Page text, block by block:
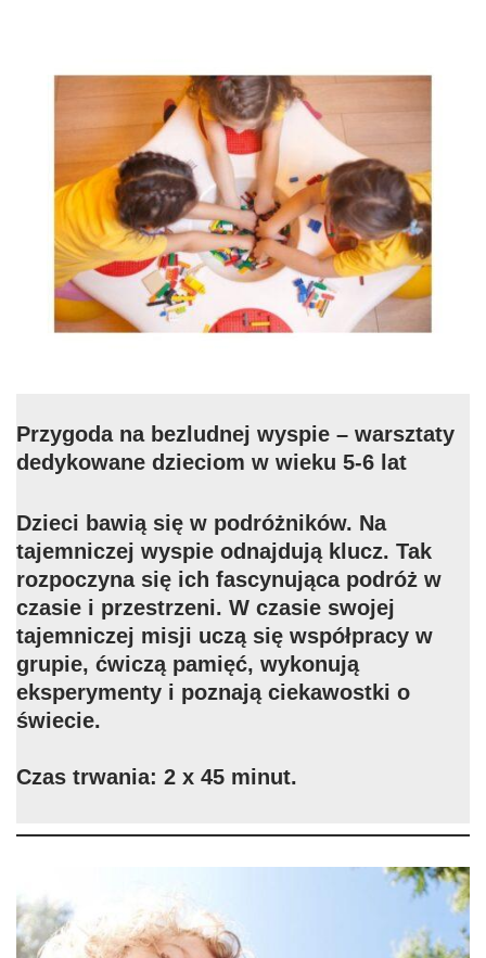
Przygoda na bezludnej wyspie – warsztaty
dedykowane dzieciom w wieku 5-6 lat
Dzieci bawią się w podróżników. Na
tajemniczej wyspie odnajdują klucz. Tak
rozpoczyna się ich fascynująca podróż w
czasie i przestrzeni. W czasie swojej
tajemniczej misji uczą się współpracy w
grupie, ćwiczą pamięć, wykonują
eksperymenty i poznają ciekawostki o
świecie.
Czas trwania: 2 x 45 minut.